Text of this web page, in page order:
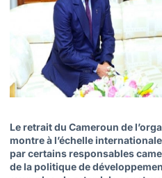
Le retrait du Cameroun de
montre à l’échelle
par certains responsables
de la politique de